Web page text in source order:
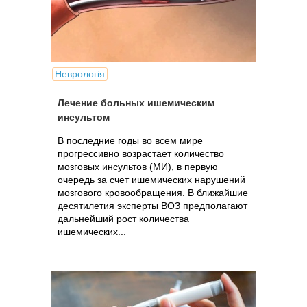
Неврологія
Лечение больных ишемическим
инсультом
В последние годы во всем мире
прогрессивно возрастает количество
мозговых инсультов (МИ), в первую
очередь за счет ишемических нарушений
мозгового кровообращения. В ближайшие
десятилетия эксперты ВОЗ предполагают
дальнейший рост количества
ишемических...